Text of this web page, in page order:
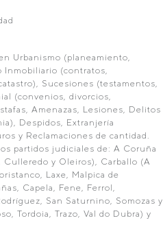
Urbanismo (planeamiento,
Inmobiliario (contratos,
Sucesiones (testamentos,
(convenios, divorcios,
Amenazas, Lesiones, Delitos
Despidos, Extranjería
y Reclamaciones de cantidad.
partidos judiciales de: A Coruña
Culleredo y Oleiros), Carballo (A
Laxe, Malpica de
Capela, Fene, Ferrol,
San Saturnino, Somozas y
Tordoia, Trazo, Val do Dubra) y